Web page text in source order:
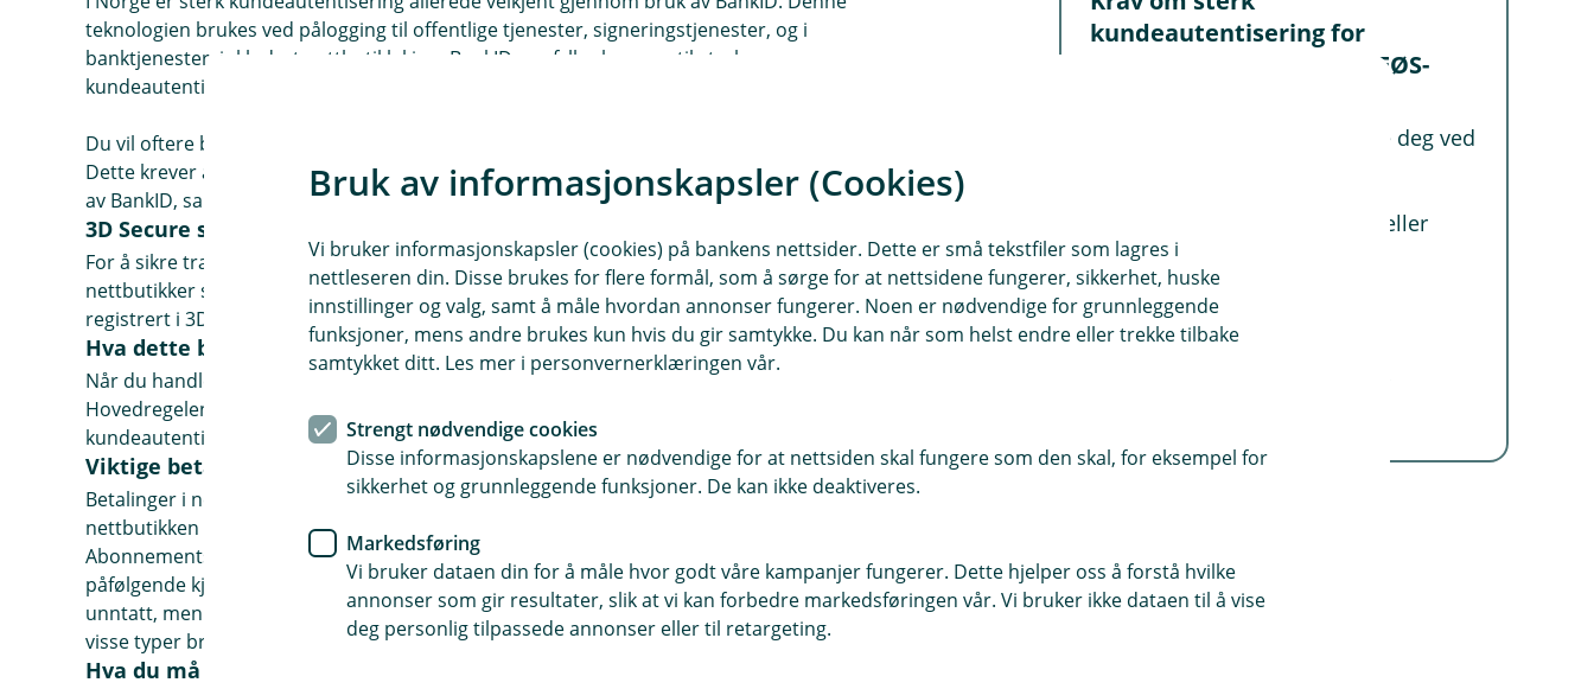
teknologien brukes ved pålogging til offentlige tjenester, signeringstjenester, og i
banktjenester, inkludert nettbutikk-kjøp. BankID oppfyller kravene til sterk
kundeautentisering (telefon + PIN/passord).
Du vil oftere bli bedt om å signere netthandelen med BankID (etter 31. desember 2020).
Dette krever at nettbutikker også oppfyller tekniske krav for å gjennomføre salg ved hjelp
av BankID, sammen med registrering av kortinformasjon.
3D Secure standard
For å sikre transaksjoner benyttes 3D Secure-standarden, som kobler banker og
nettbutikker sammen om sterk kundeautentisering. Alle kort utstedt av banken er
registrert i 3D Secure-systemet.
Hva dette betyr for deg som kunde
Når du handler på nett, vil du godkjenne kjøpet med både kortinformasjon og BankID.
Hovedregelen er at netthandel innen Europa fra 31. desember 2020 skal utføres med sterk
kundeautentisering.
Viktige betalinger som omfattes
Betalinger i nettbutikker innenfor EU/EØS-området krever sterk kundeautentisering. Hvis
nettbutikken ikke har oppdatert til de nye kravene, vil betalingen din bli avvist.
Abonnementstjenester vil kun kreve sterk autentisering for det første kjøpet, mens
påfølgende kjøp ikke vil kreve dette hvis de er riktig merket. Enkeltkjøp under 30 euro er
unntatt, men med begrensninger på antall og akkumulert beløp. Ubetjente terminaler for
visse typer brukersteder innen transport og parkering er også unntatt.
Hva du må gjøre
kundeautentisering for
netthandel innenfor EU/EØS-
Som kunde må du identifisere deg ved
noe du har (som telefon eller
nettbrett),
noe du er (som
ansiktsgjenkjenning eller
fingeravtrykk)
Bruk av informasjonskapsler (Cookies)
Vi bruker informasjonskapsler (cookies) på bankens nettsider. Dette er små tekstfiler som lagres i
nettleseren din. Disse brukes for flere formål, som å sørge for at nettsidene fungerer, sikkerhet, huske
innstillinger og valg, samt å måle hvordan annonser fungerer. Noen er nødvendige for grunnleggende
funksjoner, mens andre brukes kun hvis du gir samtykke. Du kan når som helst endre eller trekke tilbake
samtykket ditt. Les mer i personvernerklæringen vår.
Strengt nødvendige cookies
Disse informasjonskapslene er nødvendige for at nettsiden skal fungere som den skal, for eksempel for
sikkerhet og grunnleggende funksjoner. De kan ikke deaktiveres.
Markedsføring
Vi bruker dataen din for å måle hvor godt våre kampanjer fungerer. Dette hjelper oss å forstå hvilke
annonser som gir resultater, slik at vi kan forbedre markedsføringen vår. Vi bruker ikke dataen til å vise
deg personlig tilpassede annonser eller til retargeting.